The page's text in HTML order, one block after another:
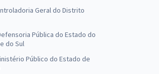
Geral do Distrito
Pública do Estado do
do Sul
Público do Estado de